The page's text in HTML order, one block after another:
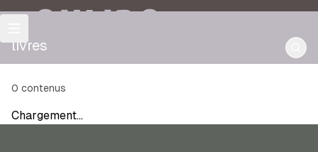
OULIPO
livres
0 contenus
Chargement…